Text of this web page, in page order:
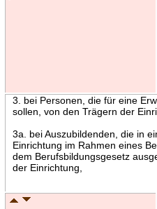
3. bei Personen, die für eine
sollen, von den Trägern der
3a. bei Auszubildenden, die in
Einrichtung im Rahmen eines
dem Berufsbildungsgesetz
der Einrichtung,